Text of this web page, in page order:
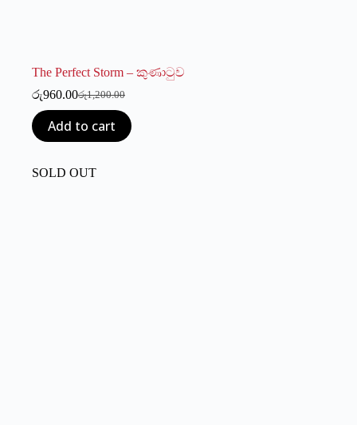
The Perfect Storm – කුණාටුව
රු1,200.00
Original
was:
රු1,200.00.
රු960.00Current
is:
රු960.00.
Add to cart
SOLD OUT